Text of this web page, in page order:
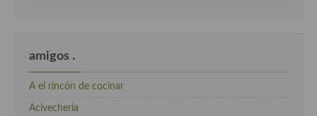
amigos .
A el rincón de cocinar
Acivecheria